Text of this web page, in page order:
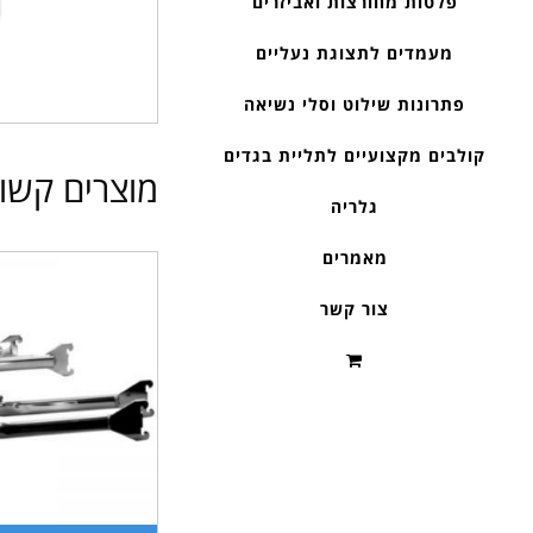
מעמדים לתצוגת נעליים
פתרונות שילוט וסלי נשיאה
קולבים מקצועיים לתליית בגדים
גלריה
מאמרים
צור קשר
מוצרים